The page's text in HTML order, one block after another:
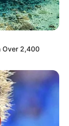
Over 2,400